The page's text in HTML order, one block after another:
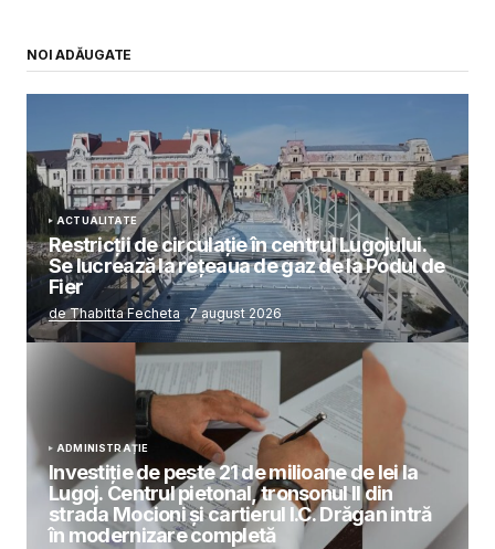
NOI ADĂUGATE
ACTUALITATE
Restricții de circulație în centrul Lugojului.
Se lucrează la rețeaua de gaz de la Podul de
Fier
de Thabitta Fecheta 7 august 2026
ADMINISTRAȚIE
Investiție de peste 21 de milioane de lei la
Lugoj. Centrul pietonal, tronsonul II din
strada Mocioni și cartierul I.C. Drăgan intră
în modernizare completă